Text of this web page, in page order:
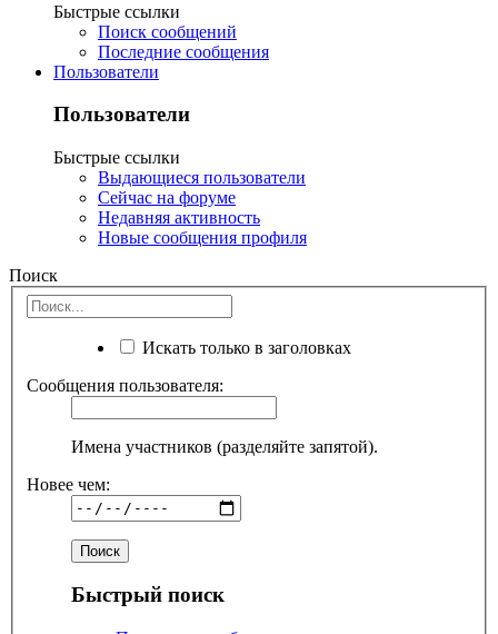
Быстрые ссылки
Поиск сообщений
Последние сообщения
Пользователи
Пользователи
Быстрые ссылки
Выдающиеся пользователи
Сейчас на форуме
Недавняя активность
Новые сообщения профиля
Поиск
Искать только в заголовках
Сообщения пользователя:
Имена участников (разделяйте запятой).
Новее чем:
Быстрый поиск